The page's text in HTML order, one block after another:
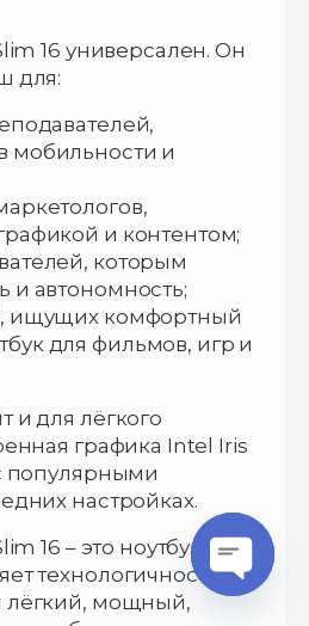
16 универсален. Он
для:
мобильности и
и контентом;
которым
и автономность;
ищущих комфортный
для фильмов, игр и
и для лёгкого
графика Intel Iris
популярными
настройках.
16 – это ноутбук,
технологичность и
мощный,